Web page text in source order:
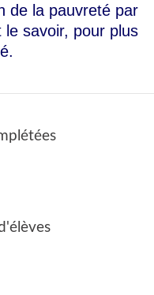
de la pauvreté par
le savoir, pour plus